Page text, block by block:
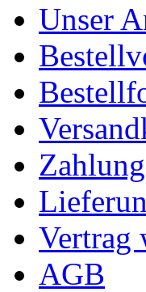
Unser
Vertrag
AGB